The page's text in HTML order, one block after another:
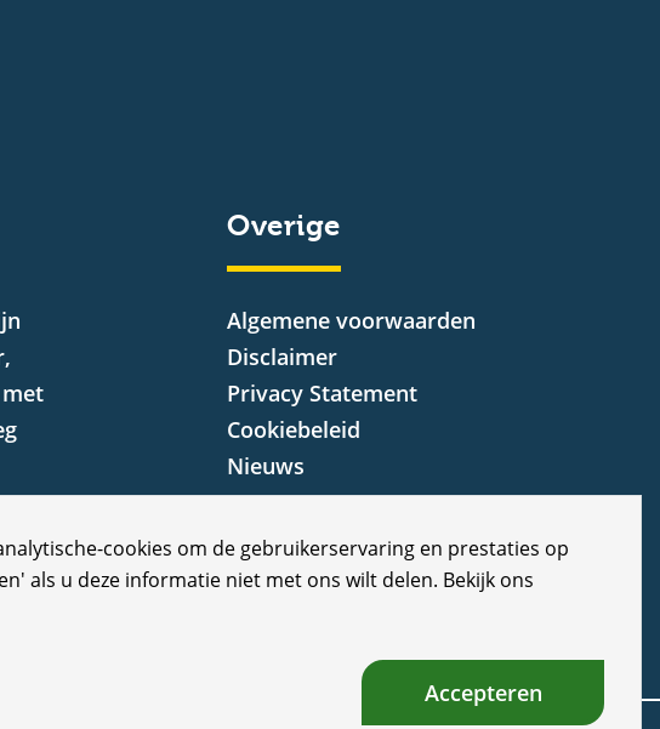
cookies om de gebruikerservaring en prestaties op
als u deze informatie niet met ons wilt delen. Bekijk ons
Accepteren
Overige
Algemene voorwaarden
Disclaimer
Privacy Statement
Cookiebeleid
Nieuws
Vacatures
Veelgestelde vragen
Klachten